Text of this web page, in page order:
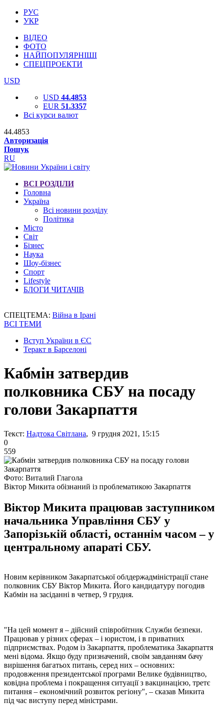
РУС
УКР
ВІДЕО
ФОТО
НАЙПОПУЛЯРНІШІ
СПЕЦПРОЕКТИ
USD
USD 44.4853
EUR 51.3357
Всі курси валют
44.4853
Авторизація
Пошук
RU
ВСІ РОЗДІЛИ
Головна
Україна
Всі новини розділу
Політика
Місто
Світ
Бізнес
Наука
Шоу-бізнес
Спорт
Lifestyle
БЛОГИ ЧИТАЧІВ
СПЕЦТЕМА: Війна в Ірані
ВСІ ТЕМИ
Вступ України в ЄС
Теракт в Барселоні
Кабмін затвердив
полковника СБУ на посаду
голови Закарпаття
Текст: Надтока Світлана, 9 грудня 2021, 15:15
0
559
Фото: Виталий Глагола
Віктор Микита обізнаний із проблематикою Закарпаття
Віктор Микита працював заступником
начальника Управління СБУ у
Запорізькій області, останнім часом – у
центральному апараті СБУ.
Новим керівником Закарпатської облдержадміністрації стане
полковник СБУ Віктор Микита. Його кандидатуру погодив
Кабмін на засіданні в четвер, 9 грудня.
"На цей момент я – дійсний співробітник Служби безпеки.
Працював у різних сферах – і юристом, і в приватних
підприємствах. Родом із Закарпаття, проблематика Закарпаття
мені відома. Якщо буду призначений, своїм завданням бачу
вирішення багатьох питань, серед них – основних:
продовження президентської програми Велике будівництво,
ковідна проблема і покращення ситуації з вакцинацією, третє
питання – економічний розвиток регіону", – сказав Микита
під час виступу перед міністрами.